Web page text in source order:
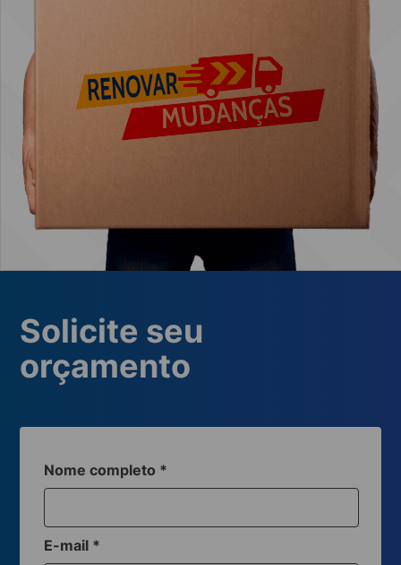
Solicite seu
orçamento
Nome completo *
E-mail *